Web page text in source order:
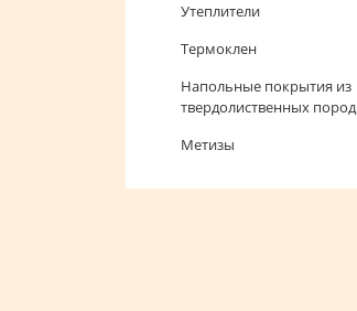
Утеплители
Термоклен
Напольные покрытия из
твердолиственных пород
Метизы